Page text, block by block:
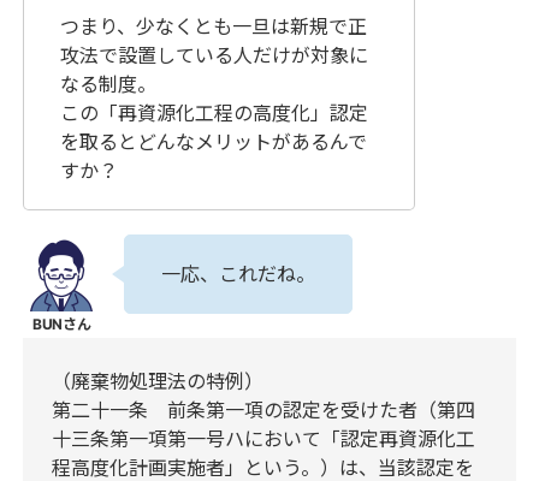
つまり、少なくとも一旦は新規で正
攻法で設置している人だけが対象に
なる制度。
この「再資源化工程の高度化」認定
を取るとどんなメリットがあるんで
すか？
一応、これだね。
（廃棄物処理法の特例）
第二十一条 前条第一項の認定を受けた者（第四
十三条第一項第一号ハにおいて「認定再資源化工
程高度化計画実施者」という。）は、当該認定を